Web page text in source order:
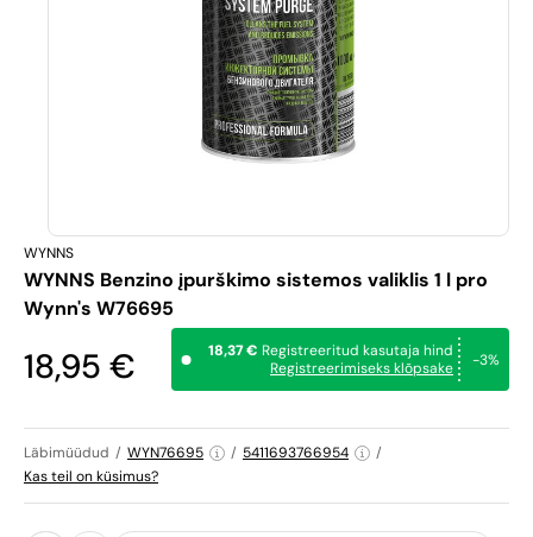
WYNNS
WYNNS Benzino įpurškimo sistemos valiklis 1 l pro
Wynn's W76695
18,95 € 18,37 € Registreeritud kasutaja hind
Registreerimiseks klõpsake
-3%
Läbimüüdud / WYN76695 / 5411693766954
/
Kas teil on küsimus?